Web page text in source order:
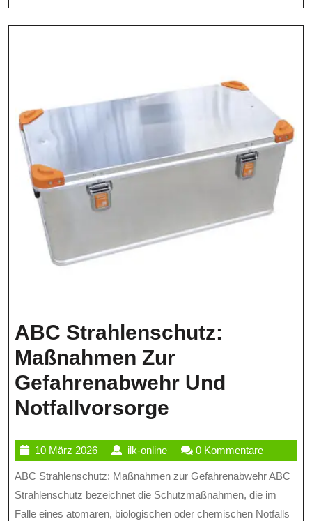
Im
ABC Strahlenschutz:
Maßnahmen Zur
Gefahrenabwehr Und
Notfallvorsorge
Maßnahmen
Zur
10 März 202610
März
2026
ilk-onlineilk-
online
0 Kommentare
ABC Strahlenschutz: Maßnahmen zur Gefahrenabwehr ABC
Strahlenschutz bezeichnet die Schutzmaßnahmen, die im
Falle eines atomaren, biologischen oder chemischen Notfalls